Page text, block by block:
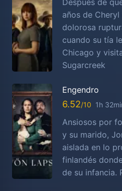
Después de
años de
dolorosa
cuando su tía
Chicago y
Sugarcreek
Engendro
6.52 1h
Ansiosos por
y su marido,
aislada en lo
finlandés
de su infancia.